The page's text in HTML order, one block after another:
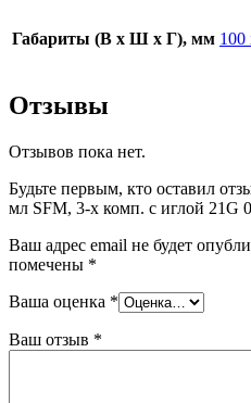
Габариты (В х Ш х Г), мм 100
Отзывы
Отзывов пока нет.
Будьте первым, кто оставил
мл SFM, 3-х комп. с иглой 21G
Ваш адрес email не будет
помечены *
Ваша оценка *
Ваш отзыв *